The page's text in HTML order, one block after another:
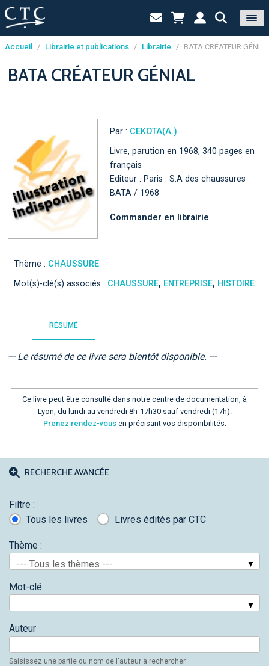
Panneau de gestion des cookies
Accueil / Librairie et publications / Librairie / BATA CRÉATEUR GÉNIAL
BATA CRÉATEUR GÉNIAL
Par : CEKOTA(A.)
Livre, parution en 1968, 340 pages en
français
Editeur : Paris : S.A des chaussures
BATA / 1968
Commander en librairie
Thème : CHAUSSURE
Mot(s)-clé(s) associés : CHAUSSURE, ENTREPRISE, HISTOIRE
RÉSUMÉ
--- Le résumé de ce livre sera bientôt disponible. ---
Ce livre peut être consulté dans notre centre de documentation, à
Lyon, du lundi au vendredi 8h-17h30 sauf vendredi (17h).
Prenez rendez-vousen précisant vos disponibilités.
RECHERCHE AVANCÉE
Filtre :
Tous les livres
Livres édités par CTC
Thème :
--- Tous les thèmes ---
Mot-clé
Auteur
Saisissez une partie du nom de l'auteur à rechercher